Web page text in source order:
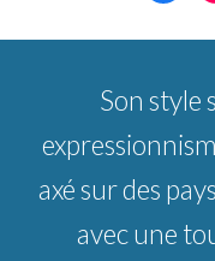
Son style
axé sur des
avec une